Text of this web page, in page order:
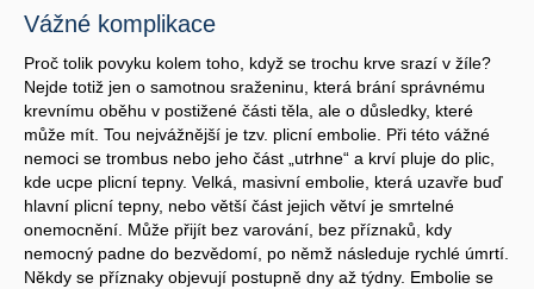
Vážné komplikace
Proč tolik povyku kolem toho, když se trochu krve srazí v žíle?
Nejde totiž jen o samotnou sraženinu, která brání správnému
krevnímu oběhu v postižené části těla, ale o důsledky, které
může mít. Tou nejvážnější je tzv. plicní embolie. Při této vážné
nemoci se trombus nebo jeho část „utrhne“ a krví pluje do plic,
kde ucpe plicní tepny. Velká, masivní embolie, která uzavře buď
hlavní plicní tepny, nebo větší část jejich větví je smrtelné
onemocnění. Může přijít bez varování, bez příznaků, kdy
nemocný padne do bezvědomí, po němž následuje rychlé úmrtí.
Někdy se příznaky objevují postupně dny až týdny. Embolie se